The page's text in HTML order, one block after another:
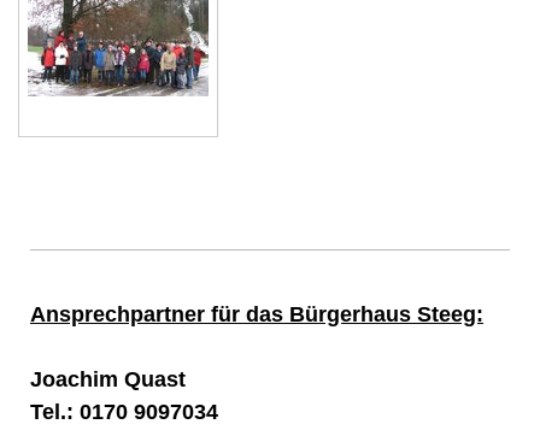
Ansprechpartner für das Bürgerhaus Steeg:
Joachim Quast
Tel.: 0170 9097034